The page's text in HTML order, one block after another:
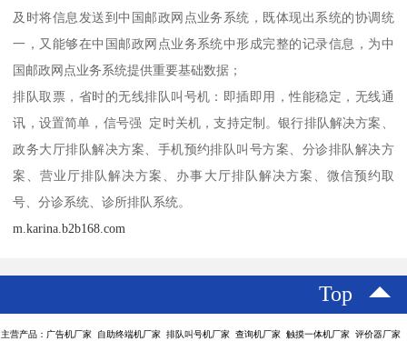
及时将信息发送到中国邮政网点业务系统，既体现出系统的协调统
一，又能够在中国邮政网点业务系统中形成完整的记录信息，为中
国邮政网点业务系统提供重要基础数据；
排队取票，省时的无线排队叫号机：即插即用，性能稳定，无线通
讯，设置简单，信号强 定时关机，支持定制。银行排队解决方案、
政务大厅排队解决方案、手机预约排队叫号方案、分诊排队解决方
案、营业厅排队解决方案、办事大厅排队解决方案、微信预约取
号、分诊系统、诊所排队系统。
m.karina.b2b168.com
Top
主营产品：广告机厂家 自助终端机厂家 排队叫号机厂家 查询机厂家 触摸一体机厂家 评价器厂家